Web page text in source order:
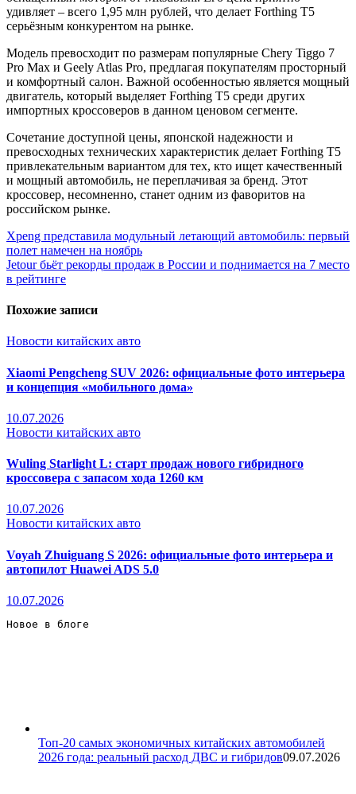
удивляет – всего 1,95 млн рублей, что делает Forthing T5
серьёзным конкурентом на рынке.
Модель превосходит по размерам популярные Chery Tiggo 7
Pro Max и Geely Atlas Pro, предлагая покупателям просторный
и комфортный салон. Важной особенностью является мощный
двигатель, который выделяет Forthing T5 среди других
импортных кроссоверов в данном ценовом сегменте.
Сочетание доступной цены, японской надежности и
превосходных технических характеристик делает Forthing T5
привлекательным вариантом для тех, кто ищет качественный
и мощный автомобиль, не переплачивая за бренд. Этот
кроссовер, несомненно, станет одним из фаворитов на
российском рынке.
Навигация
по
записям
Xpeng представила модульный летающий автомобиль: первый
полет намечен на ноябрь
Jetour бьёт рекорды продаж в России и поднимается на 7 место
в рейтинге
Похожие записи
Новости китайских авто
Xiaomi Pengcheng SUV 2026: официальные фото интерьера
и концепция «мобильного дома»
10.07.2026
Новости китайских авто
Wuling Starlight L: старт продаж нового гибридного
кроссовера с запасом хода 1260 км
10.07.2026
Новости китайских авто
Voyah Zhuiguang S 2026: официальные фото интерьера и
автопилот Huawei ADS 5.0
10.07.2026
Новое в блоге
Топ-20 самых экономичных китайских автомобилей
2026 года: реальный расход ДВС и гибридов09.07.2026